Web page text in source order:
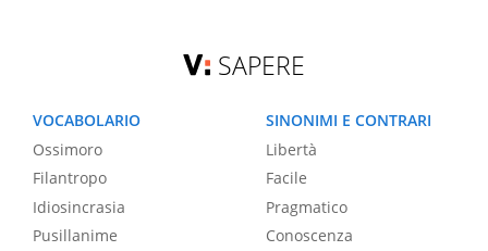
SAPERE
VOCABOLARIO
Ossimoro
Filantropo
Idiosincrasia
Pusillanime
SINONIMI E CONTRARI
Libertà
Facile
Pragmatico
Conoscenza